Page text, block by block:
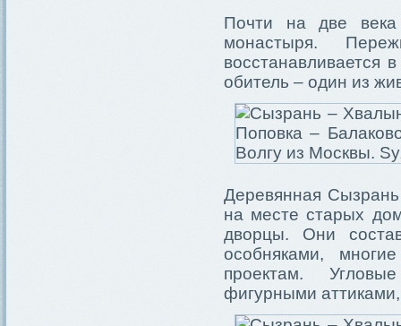
Почти на две века
монастыря.
восстанавливается
обитель – один из
Деревянная
на месте старых
дворцы. Они
особняками,
проектам.
фигурными